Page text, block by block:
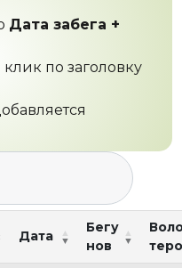
Дата забега +
клик по заголовку
Дата
Бегу
нов